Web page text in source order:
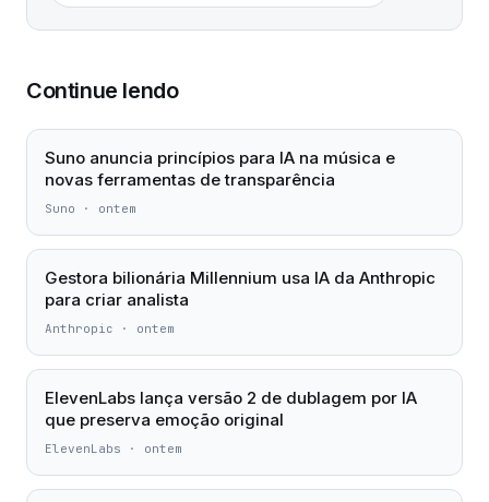
Continue lendo
Suno anuncia princípios para IA na música e
novas ferramentas de transparência
Suno · ontem
Gestora bilionária Millennium usa IA da Anthropic
para criar analista
Anthropic · ontem
ElevenLabs lança versão 2 de dublagem por IA
que preserva emoção original
ElevenLabs · ontem